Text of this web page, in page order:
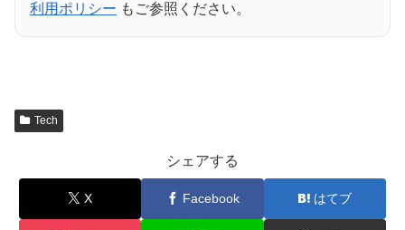
利用ポリシー もご参照ください。
Tech
シェアする
X Facebook はてブ